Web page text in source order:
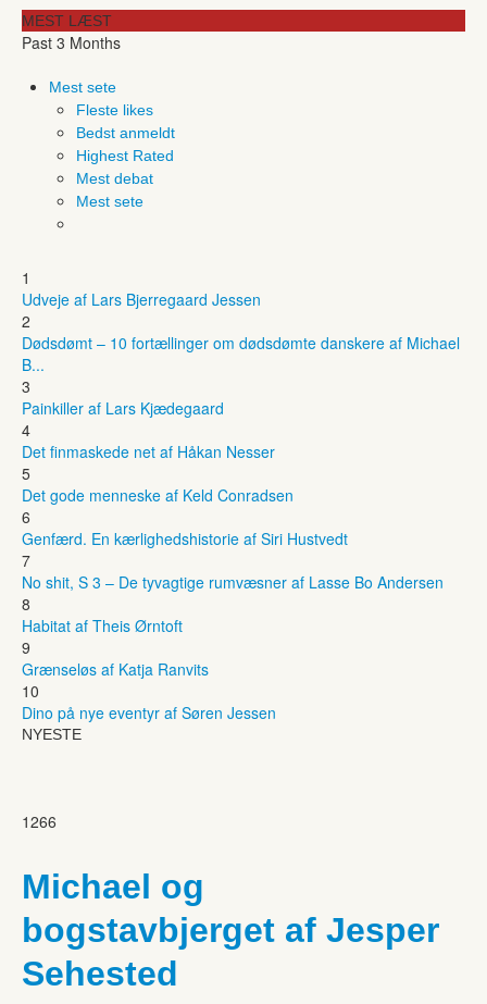
MEST LÆST
Past 3 Months
Mest sete
Fleste likes
Bedst anmeldt
Highest Rated
Mest debat
Mest sete
1
Udveje af Lars Bjerregaard Jessen
2
Dødsdømt – 10 fortællinger om dødsdømte danskere af Michael
B...
3
Painkiller af Lars Kjædegaard
4
Det finmaskede net af Håkan Nesser
5
Det gode menneske af Keld Conradsen
6
Genfærd. En kærlighedshistorie af Siri Hustvedt
7
No shit, S 3 – De tyvagtige rumvæsner af Lasse Bo Andersen
8
Habitat af Theis Ørntoft
9
Grænseløs af Katja Ranvits
10
Dino på nye eventyr af Søren Jessen
NYESTE
1266
Michael og
bogstavbjerget af Jesper
Sehested